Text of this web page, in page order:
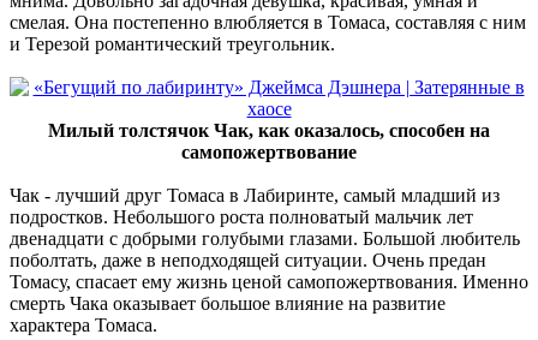
смелая. Она постепенно влюбляется в Томаса, составляя с ним
и Терезой романтический треугольник.
Милый толстячок Чак, как оказалось, способен на
самопожертвование
Чак - лучший друг Томаса в Лабиринте, самый младший из
подростков. Небольшого роста полноватый мальчик лет
двенадцати с добрыми голубыми глазами. Большой любитель
поболтать, даже в неподходящей ситуации. Очень предан
Томасу, спасает ему жизнь ценой самопожертвования. Именно
смерть Чака оказывает большое влияние на развитие
характера Томаса.